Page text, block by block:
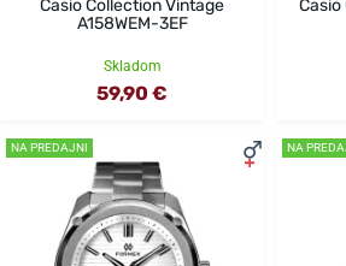
Casio Collection Vintage
A158WEM-3EF
Skladom
59,90 €
Casio
NA PREDAJNI NA